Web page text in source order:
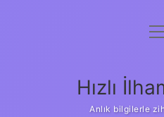
Yasal
Hızlı
Anlık bilgilerle